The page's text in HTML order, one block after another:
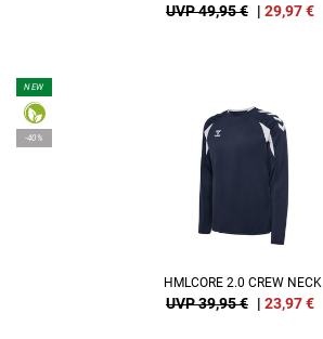
UVP 49,95 € | 29,97€
NEW
-40%
HMLCORE 2.0 CREW NECK
UVP 39,95 € | 23,97€